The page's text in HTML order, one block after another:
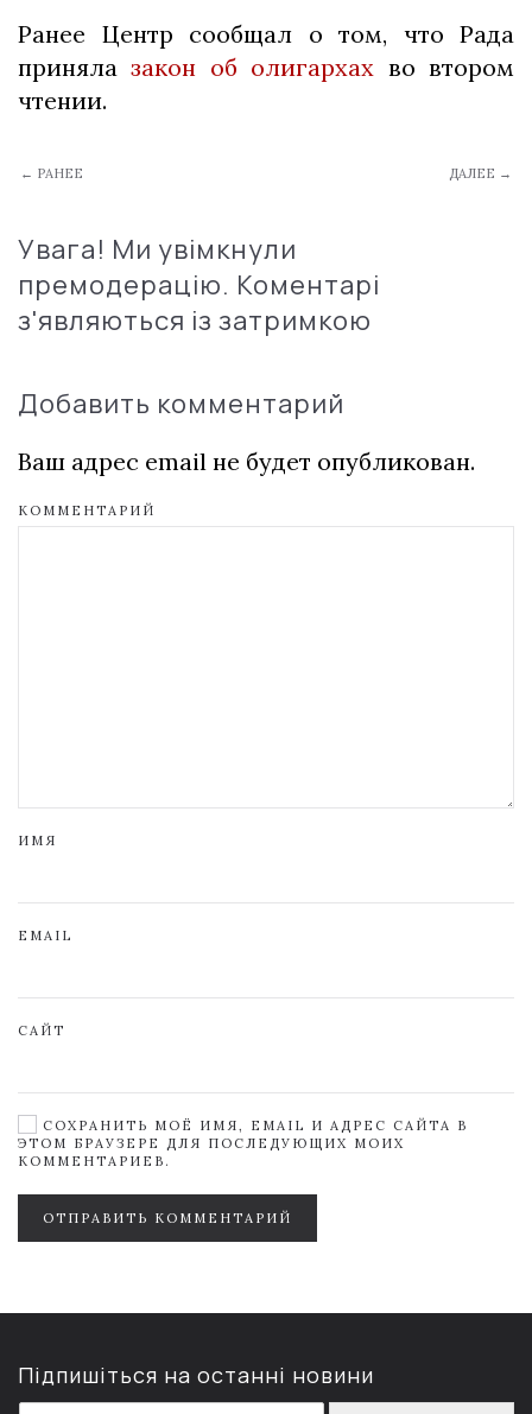
Ранее Центр сообщал о том, что Рада
принялазакон об олигархах во втором
чтении.
← РАНЕЕ ДАЛЕЕ →
Увага! Ми увімкнули
премодерацію. Коментарі
з'являються із затримкою
Добавить комментарий
Ваш адрес email не будет опубликован.
КОММЕНТАРИЙ
ИМЯ
EMAIL
САЙТ
СОХРАНИТЬ МОЁ ИМЯ, EMAIL И АДРЕС САЙТА В
ЭТОМ БРАУЗЕРЕ ДЛЯ ПОСЛЕДУЮЩИХ МОИХ
КОММЕНТАРИЕВ.
ОТПРАВИТЬ КОММЕНТАРИЙ
Підпишіться на останні новини